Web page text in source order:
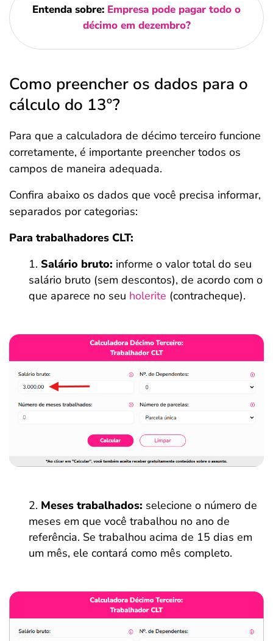
Entenda sobre: Empresa pode pagar todo o
décimo em dezembro?
Como preencher os dados para o
cálculo do 13º?
Para que a calculadora de décimo terceiro funcione
corretamente, é importante preencher todos os
campos de maneira adequada.
Confira abaixo os dados que você precisa informar,
separados por categorias:
Para trabalhadores CLT:
Salário bruto: informe o valor total do seu
salário bruto (sem descontos), de acordo com o
que aparece no seu holerite (contracheque).
Meses trabalhados: selecione o número de
meses em que você trabalhou no ano de
referência. Se trabalhou acima de 15 dias em
um mês, ele contará como mês completo.